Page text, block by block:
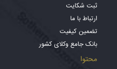
ثبت شکایت
ارتباط با ما
تضمین کیفیت
بانک جامع وکلای کشور
محتوا